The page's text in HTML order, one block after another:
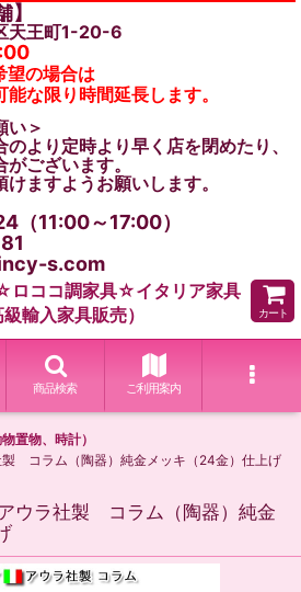
天王町1-20-6
望の場合は
な限り時間延長します。
い＞
より定時より早く店を閉めたり、
ございます。
ますようお願いします。
11:00～17:00）
s.com
ロココ調家具☆イタリア家具
輸入家具販売）
カート
商品検索 ご利用案内
物置物、時計）
コラム（陶器）純金メッキ（24金）仕上げ
ウラ社製 コラム（陶器）純金